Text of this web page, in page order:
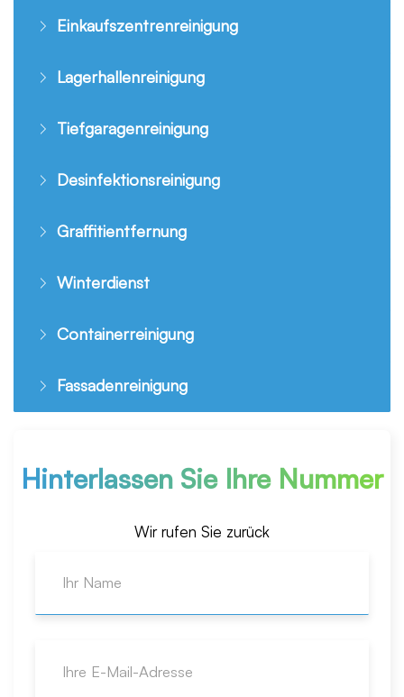
Einkaufszentrenreinigung
Lagerhallenreinigung
Tiefgaragenreinigung
Desinfektionsreinigung
Graffitientfernung
Winterdienst
Containerreinigung
Fassadenreinigung
Hinterlassen Sie Ihre Nummer
Wir rufen Sie zurück